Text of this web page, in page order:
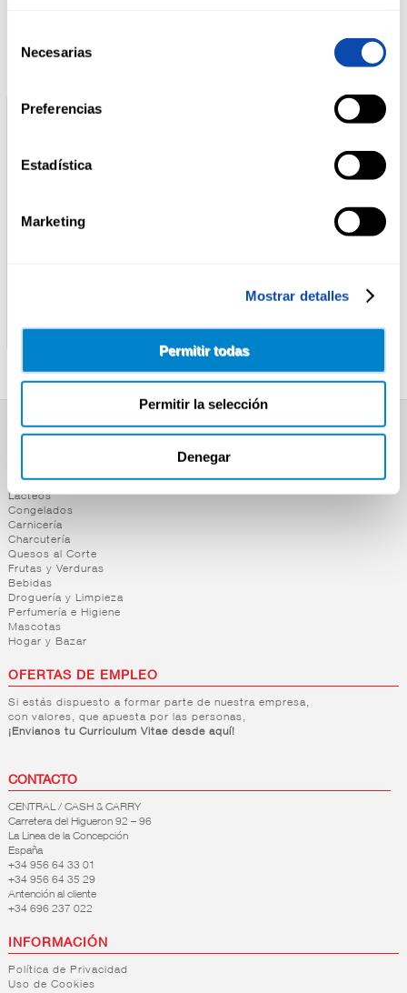
Necesarias
Preferencias
Estadística
Marketing
Mostrar detalles
Permitir todas
Permitir la selección
Denegar
HOGAR
POWERKING LATA 50CL
POWERKING
POWERKING LATA 50CL
Desayuno y Merienda
Lácteos
Congelados
Carnicería
Charcutería
Quesos al Corte
Frutas y Verduras
Bebidas
Droguería y Limpieza
Perfumería e Higiene
Mascotas
Hogar y Bazar
OFERTAS DE EMPLEO
Si estás dispuesto a formar parte de nuestra empresa,
con valores, que apuesta por las personas,
¡Envianos tu Curriculum Vitae desde aquí!
CONTACTO
CENTRAL / CASH & CARRY
Carretera del Higueron 92 – 96
La Linea de la Concepción
España
+34 956 64 33 01
+34 956 64 35 29
Antención al cliente
+34 696 237 022
INFORMACIÓN
Política de Privacidad
Uso de Cookies